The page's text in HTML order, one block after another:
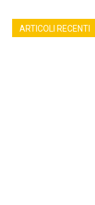
ARTICOLI RECENTI